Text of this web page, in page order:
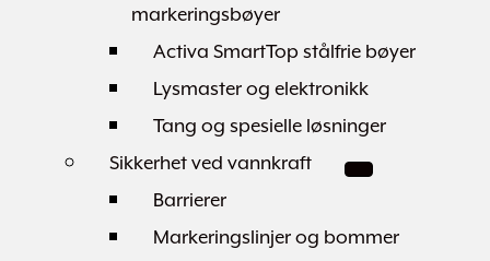
markeringsbøyer
Activa SmartTop stålfrie bøyer
Lysmaster og elektronikk
Tang og spesielle løsninger
Sikkerhet ved vannkraft
Barrierer
Markeringslinjer og bommer